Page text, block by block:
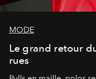
MODE
Le grand retour
rues